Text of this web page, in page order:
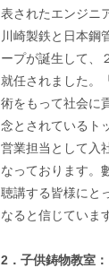
表されたエンジニ
川崎製鉄と日本鋼
ープが誕生して、
就任されました。
術をもって社会に
念とされているト
営業担当として入
なっております。
聴講する皆様にと
なると信じていま
2．子供鋳物教室